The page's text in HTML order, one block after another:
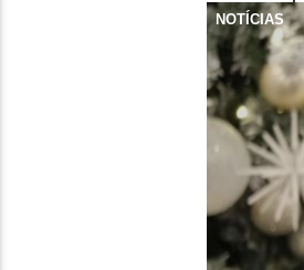
NOTÍCIAS